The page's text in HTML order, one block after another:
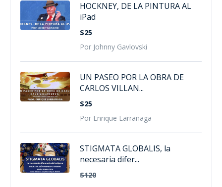
HOCKNEY, DE LA PINTURA AL
iPad
$25
Por Johnny Gavlovski
UN PASEO POR LA OBRA DE
CARLOS VILLAN...
$25
Por Enrique Larrañaga
STIGMATA GLOBALIS, la
necesaria difer...
$120